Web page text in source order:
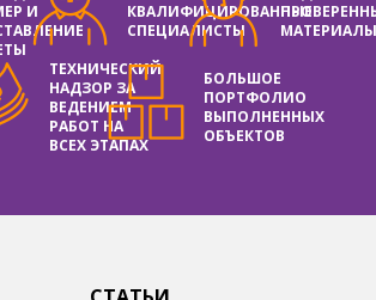
И
КВАЛИФИЦИРОВАННЫЕ
СПЕЦИАЛИСТЫ
ТЕХНИЧЕСКИЙ
НАДЗОР ЗА
ВЕДЕНИЕМ
РАБОТ НА
ВСЕХ ЭТАПАХ
БОЛЬШОЕ
ПОРТФОЛИО
ВЫПОЛНЕННЫХ
ОБЪЕКТОВ